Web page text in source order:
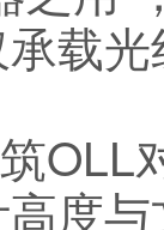
载
OLL
度